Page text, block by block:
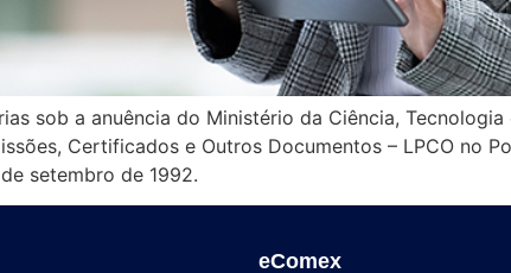
sob a anuência do Ministério da Ciência,
Certificados e Outros Documentos – LPCO no
setembro de 1992.
eComex